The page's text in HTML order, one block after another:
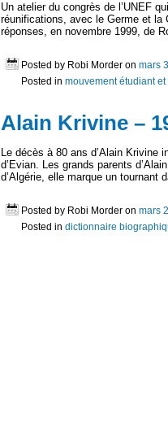
Un atelier du congrès de l’UNEF
réunifications, avec le Germe et la
réponses, en novembre 1999, de
Posted by Robi Morder on mars
Posted in mouvement étudiant
Alain Krivine –
Le décès à 80 ans d’Alain Krivine
d’Evian. Les grands parents
d’Algérie, elle marque un tournant
Posted by Robi Morder on mars
Posted in dictionnaire